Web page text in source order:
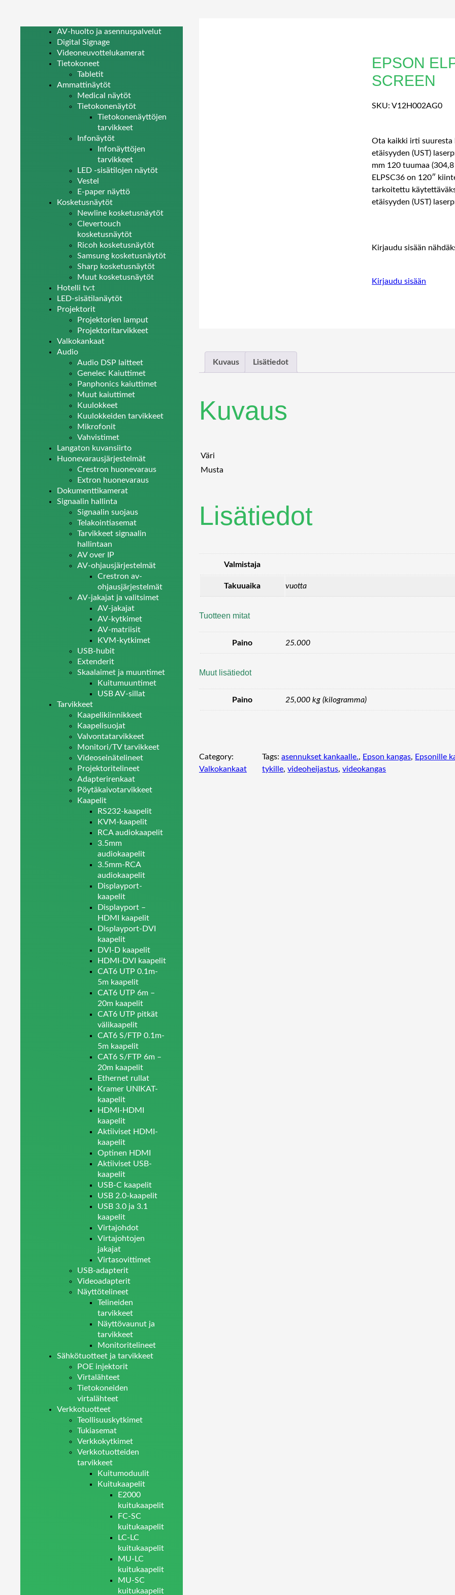
AV-huolto ja asennuspalvelut
Digital Signage
Videoneuvottelukamerat
Tietokoneet
Tabletit
Ammattinäytöt
Medical näytöt
Tietokonenäytöt
Tietokonenäyttöjen
tarvikkeet
Infonäytöt
Infonäyttöjen
tarvikkeet
LED -sisätilojen näytöt
Vestel
E-paper näyttö
Kosketusnäytöt
Newline kosketusnäytöt
Clevertouch
kosketusnäytöt
Ricoh kosketusnäytöt
Samsung kosketusnäytöt
Sharp kosketusnäytöt
Muut kosketusnäytöt
Hotelli tv:t
LED-sisätilanäytöt
Projektorit
Projektorien lamput
Projektoritarvikkeet
Valkokankaat
Audio
Audio DSP laitteet
Genelec Kaiuttimet
Panphonics kaiuttimet
Muut kaiuttimet
Kuulokkeet
Kuulokkeiden tarvikkeet
Mikrofonit
Vahvistimet
Langaton kuvansiirto
Huonevarausjärjestelmät
Crestron huonevaraus
Extron huonevaraus
Dokumenttikamerat
Signaalin hallinta
Signaalin suojaus
Telakointiasemat
Tarvikkeet signaalin
hallintaan
AV over IP
AV-ohjausjärjestelmät
Crestron av-
ohjausjärjestelmät
AV-jakajat ja valitsimet
AV-jakajat
AV-kytkimet
AV-matriisit
KVM-kytkimet
USB-hubit
Extenderit
Skaalaimet ja muuntimet
Kuitumuuntimet
USB AV-sillat
Tarvikkeet
Kaapelikiinnikkeet
Kaapelisuojat
Valvontatarvikkeet
Monitori/TV tarvikkeet
Videoseinätelineet
Projektoritelineet
Adapterirenkaat
Pöytäkaivotarvikkeet
Kaapelit
RS232-kaapelit
KVM-kaapelit
RCA audiokaapelit
3.5mm
audiokaapelit
3.5mm-RCA
audiokaapelit
Displayport-
kaapelit
Displayport –
HDMI kaapelit
Displayport-DVI
kaapelit
DVI-D kaapelit
HDMI-DVI kaapelit
CAT6 UTP 0.1m-
5m kaapelit
CAT6 UTP 6m –
20m kaapelit
CAT6 UTP pitkät
välikaapelit
CAT6 S/FTP 0.1m-
5m kaapelit
CAT6 S/FTP 6m –
20m kaapelit
Ethernet rullat
Kramer UNIKAT-
kaapelit
HDMI-HDMI
kaapelit
Aktiiviset HDMI-
kaapelit
Optinen HDMI
Aktiiviset USB-
kaapelit
USB-C kaapelit
USB 2.0-kaapelit
USB 3.0 ja 3.1
kaapelit
Virtajohdot
Virtajohtojen
jakajat
Virtasovittimet
USB-adapterit
Videoadapterit
Näyttötelineet
Telineiden
tarvikkeet
Näyttövaunut ja
tarvikkeet
Monitoritelineet
Sähkötuotteet ja tarvikkeet
POE injektorit
Virtalähteet
Tietokoneiden
virtalähteet
Verkkotuotteet
Teollisuuskytkimet
Tukiasemat
Verkkokytkimet
Verkkotuotteiden
tarvikkeet
Kuitumoduulit
Kuitukaapelit
E2000
kuitukaapelit
FC-SC
kuitukaapelit
LC-LC
kuitukaapelit
MU-LC
kuitukaapelit
MU-SC
kuitukaapelit
EPSON
SCREEN
SKU: V12H002AG0
Ota kaikki irti suuresta
etäisyyden (UST)
mm 120 tuumaa
ELPSC36 on 120″
tarkoitettu
etäisyyden (UST)
Kirjaudu sisään
Kirjaudu sisään
Kuvaus Lisätiedot
Kuvaus
Väri
Musta
Lisätiedot
Valmistaja
Takuuaika vuotta
Tuotteen mitat
Paino 25.000
Muut lisätiedot
Paino 25,000 kg (kilogramma)
Category:
Valkokankaat
Tags:asennukset kankaalle., Epson kangas, Epsonille
tykille, videoheijastus, videokangas